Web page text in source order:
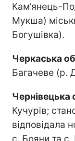
Кам’янець-
Мукша)
Богушівка).
Черкаська
Багачеве (р.
Чернівецька
Кучурів;
відповідала